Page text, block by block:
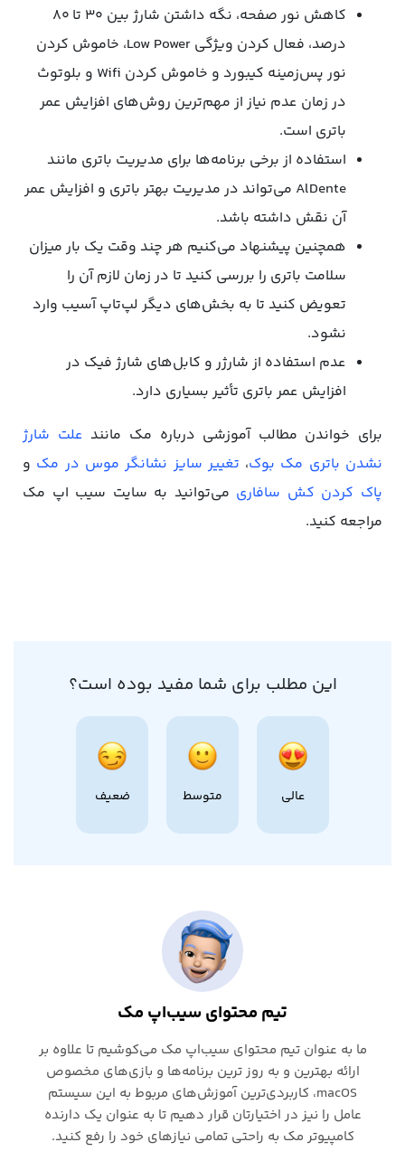
کاهش نور صفحه، نگه داشتن شارژ بین ۳۰ تا ۸۰
درصد، فعال کردن ویژگی Low Power، خاموش کردن
نور پس‌زمینه کیبورد و خاموش کردن Wifi و بلوتوث
در زمان عدم نیاز از مهم‌ترین روش‌های افزایش عمر
باتری است.
استفاده از برخی برنامه‌ها برای مدیریت باتری مانند
AlDente می‌تواند در مدیریت بهتر باتری و افزایش عمر
آن نقش داشته باشد.
همچنین پیشنهاد می‌کنیم هر چند وقت یک بار میزان
سلامت باتری را بررسی کنید تا در زمان لازم آن را
تعویض کنید تا به بخش‌های دیگر لپ‌تاپ آسیب وارد
نشود.
عدم استفاده از شارژر و کابل‌های شارژ فیک در
افزایش عمر باتری تأثیر بسیاری دارد.
برای خواندن مطالب آموزشی درباره مک مانند علت شارژ
نشدن باتری مک بوک، تغییر سایز نشانگر موس در مک و
پاک کردن کش سافاری می‌توانید به سایت سیب اپ مک
مراجعه کنید.
این مطلب برای شما مفید بوده است؟
عالی متوسط ضعیف
تیم محتوای سیب‌اپ مک
ما به عنوان تیم محتوای سیب‌اپ مک می‌کوشیم تا علاوه بر
ارائه بهترین و به روز ترین برنامه‌ها و بازی‌های مخصوص
macOS، کاربردی‌ترین آموزش‌های مربوط به این سیستم
عامل را نیز در اختیارتان قرار دهیم تا به عنوان یک دارنده
کامپیوتر مک به راحتی تمامی نیازهای خود را رفع کنید.